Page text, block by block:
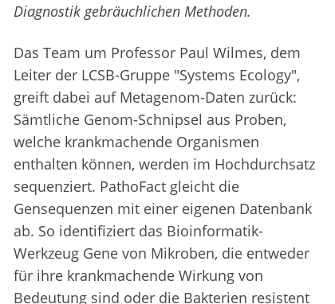
Diagnostik gebräuchlichen Methoden.
Das Team um Professor Paul Wilmes, dem
Leiter der LCSB-Gruppe "Systems Ecology",
greift dabei auf Metagenom-Daten zurück:
Sämtliche Genom-Schnipsel aus Proben,
welche krankmachende Organismen
enthalten können, werden im Hochdurchsatz
sequenziert. PathoFact gleicht die
Gensequenzen mit einer eigenen Datenbank
ab. So identifiziert das Bioinformatik-
Werkzeug Gene von Mikroben, die entweder
für ihre krankmachende Wirkung von
Bedeutung sind oder die Bakterien resistent